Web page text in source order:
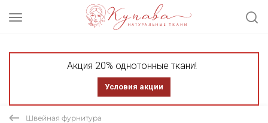
Акция 20% однотонные ткани!
Условия акции
Швейная фурнитура